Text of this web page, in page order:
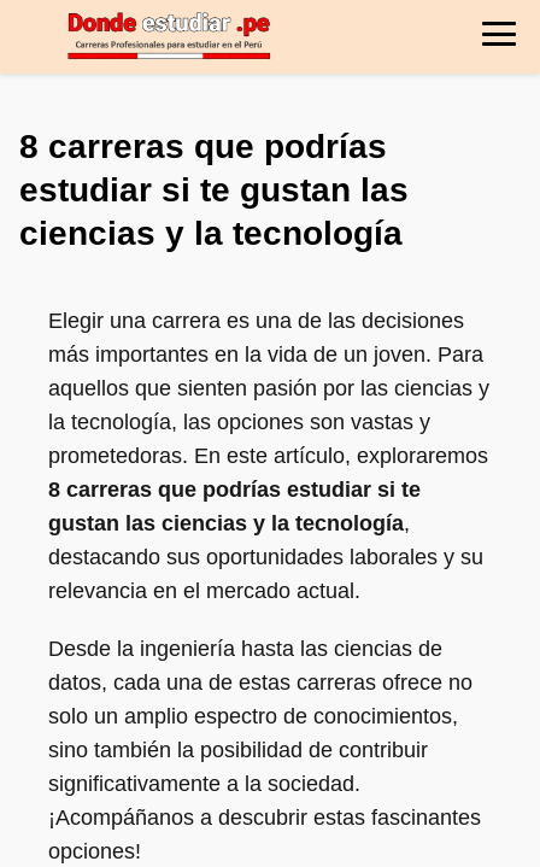
8 carreras que podrías
estudiar si te gustan las
ciencias y la tecnología
Elegir una carrera es una de las decisiones
más importantes en la vida de un joven. Para
aquellos que sienten pasión por las ciencias y
la tecnología, las opciones son vastas y
prometedoras. En este artículo, exploraremos
8 carreras que podrías estudiar si te
gustan las ciencias y la tecnología,
destacando sus oportunidades laborales y su
relevancia en el mercado actual.
Desde la ingeniería hasta las ciencias de
datos, cada una de estas carreras ofrece no
solo un amplio espectro de conocimientos,
sino también la posibilidad de contribuir
significativamente a la sociedad.
¡Acompáñanos a descubrir estas fascinantes
opciones!